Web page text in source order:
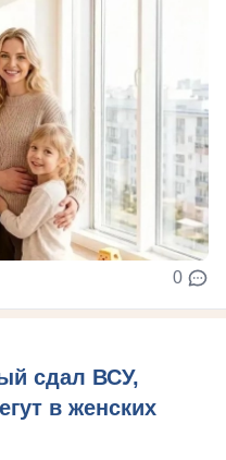
0
сдал ВСУ,
в женских